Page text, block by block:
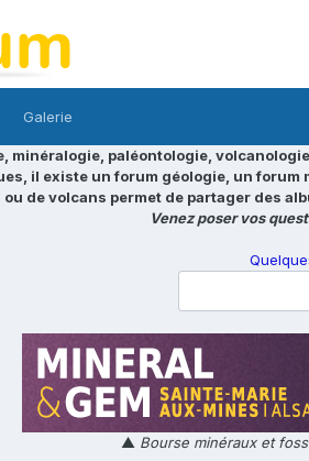
Galerie
minéralogie, paléontologie,
il existe un forum géologie, un
de volcans permet de partager des
Venez poser vos
▲ Bourse minéraux et